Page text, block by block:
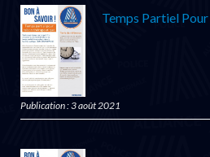
Temps Partiel
Publication : 3 août 2021